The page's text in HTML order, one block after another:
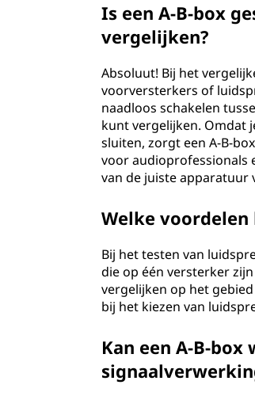
Is een A-B-box
vergelijken?
Absoluut! Bij het
voorversterkers of
naadloos schakelen
kunt vergelijken. Omdat
sluiten, zorgt een A-B-
voor audioprofessionals
van de juiste apparatuur
Welke
Bij het testen van
die op één versterker
vergelijken op het
bij het kiezen van
Kan een A-B-